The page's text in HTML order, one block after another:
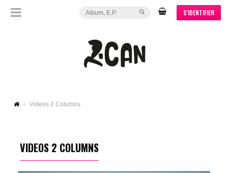
S'IDENTIFIER
Videos 2 Columns
VIDEOS 2 COLUMNS